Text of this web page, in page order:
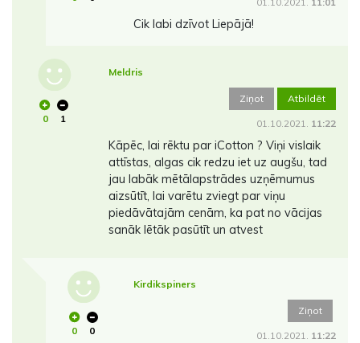
Cik labi dzīvot Liepājā!
0 1
Meldris
Ziņot Atbildēt
01.10.2021. 11:22
Kāpēc, lai rēktu par iCotton ? Viņi vislaik
attīstas, algas cik redzu iet uz augšu, tad
jau labāk mētālapstrādes uzņēmumus
aizsūtīt, lai varētu zviegt par viņu
piedāvātajām cenām, ka pat no vācijas
sanāk lētāk pasūtīt un atvest
0 0
Kirdikspiners
Ziņot
01.10.2021. 11:22